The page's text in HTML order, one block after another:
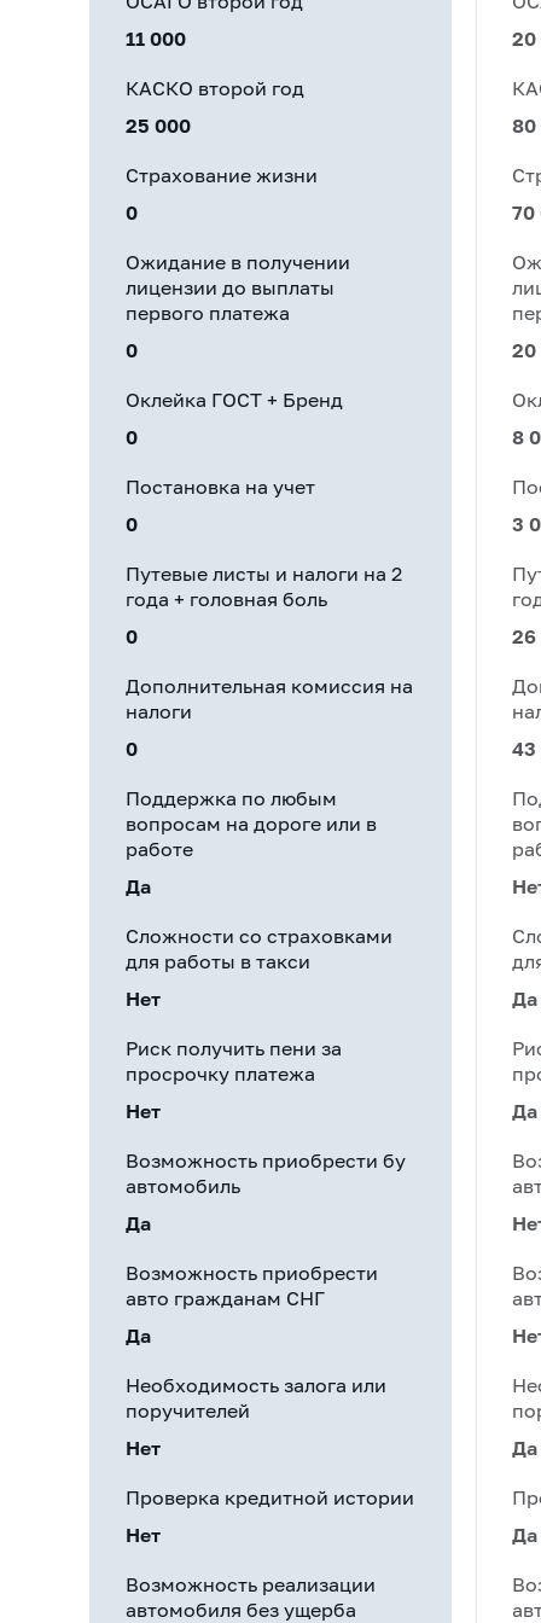
11 000
КАСКО второй год
25 000
Страхование жизни
0
Ожидание в получении
лицензии до выплаты
первого платежа
0
Оклейка ГОСТ + Бренд
0
Постановка на учет
0
Путевые листы и налоги на 2
года + головная боль
0
Дополнительная комиссия на
налоги
0
Поддержка по любым
вопросам на дороге или в
работе
Да
Сложности со страховками
для работы в такси
Нет
Риск получить пени за
просрочку платежа
Нет
Возможность приобрести бу
автомобиль
Да
Возможность приобрести
авто гражданам СНГ
Да
Необходимость залога или
поручителей
Нет
Возможность реализации
автомобиля без ущерба
Проверка кредитной истории
Нет
20
80
70
20
8
3
26
43
Да
Да
Да
Да